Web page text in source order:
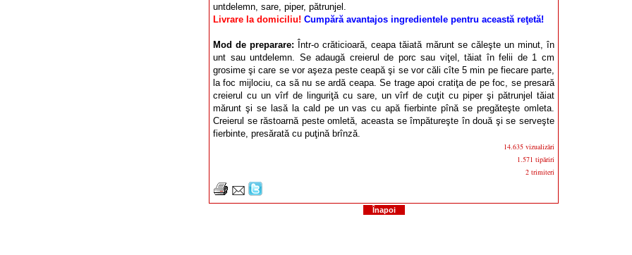
untdelemn, sare, piper, pătrunjel.
Livrare la domiciliu! Cumpără avantajos ingredientele pentru această reţetă!
Mod de preparare:
Într-o crăticioară, ceapa tăiată mărunt se căleşte un minut, în
unt sau untdelemn. Se adaugă creierul de porc sau viţel, tăiat în felii de 1 cm
grosime şi care se vor aşeza peste ceapă şi se vor căli cîte 5 min pe fiecare parte,
la foc mijlociu, ca să nu se ardă ceapa. Se trage apoi cratiţa de pe foc, se presară
creierul cu un vîrf de linguriţă cu sare, un vîrf de cuţit cu piper şi pătrunjel tăiat
mărunt şi se lasă la cald pe un vas cu apă fierbinte pînă se pregăteşte omleta.
Creierul se răstoarnă peste omletă, aceasta se împătureşte în două şi se serveşte
fierbinte, presărată cu puţină brînză.
14.635 vizualizări
1.571 tipăriri
2 trimiteri
Înapoi